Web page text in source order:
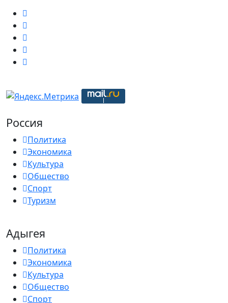
Россия
Политика
Экономика
Культура
Общество
Спорт
Туризм
Адыгея
Политика
Экономика
Культура
Общество
Спорт